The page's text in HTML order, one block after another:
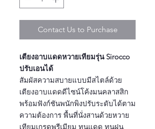
Contact Us to Purchase
เตียงอาบแดดหวายเทียมรุ่น Sirocco
ปรับเอนได้
สัมผัสความสบายแบบมีสไตล์ด้วย
เตียงอาบแดดดีไซน์โค้งมนคลาสสิก
พร้อมฟังก์ชันพนักพิงปรับระดับได้ตาม
ความต้องการ พื้นที่นั่งสานด้วยหวาย
เทียมเกรดพรีเมียม ทนแดด ทนฝน